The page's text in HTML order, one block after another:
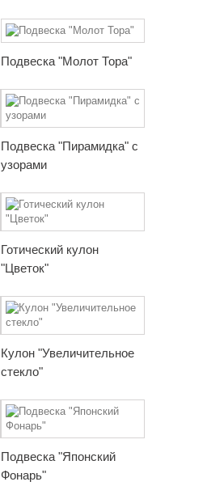
Подвеска "Молот Тора"
Подвеска "Пирамидка" с
узорами
Готический кулон
"Цветок"
Кулон "Увеличительное
стекло"
Подвеска "Японский
Фонарь"